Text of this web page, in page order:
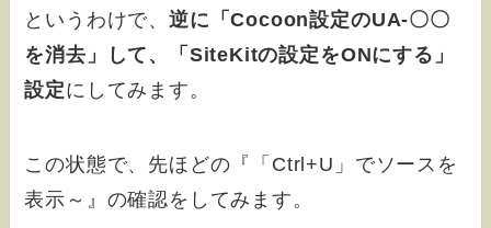
というわけで、逆に「Cocoon設定のUA-〇〇
を消去」して、「SiteKitの設定をONにする」
設定にしてみます。
この状態で、先ほどの『「Ctrl+U」でソースを
表示～』の確認をしてみます。